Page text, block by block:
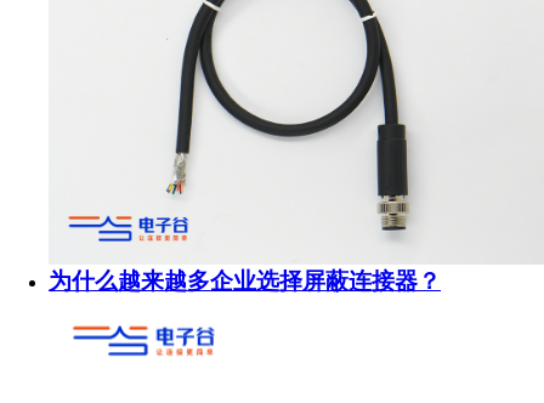
为什么越来越多企业选择屏蔽连接器？